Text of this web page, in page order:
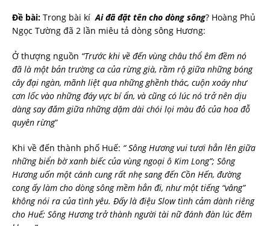
Đề bài: Trong bài kíAi đã đặt tên cho dòng sông? Hoàng Phủ
Ngọc Tường đã 2 lần miêu tả dòng sông Hương:
Ở thượng nguồn “Trước khi về đến vùng châu thổ êm đềm nó
đã là một bản trường ca của rừng già, rầm rộ giữa những bóng
cây đại ngàn, mãnh liệt qua những ghềnh thác, cuộn xoáy như
cơn lốc vào những đáy vực bí ẩn, và cũng có lúc nó trở nên dịu
dàng say đắm giữa những dặm dài chói lọi màu đỏ của hoa đỗ
quyên rừng”
Khi về đến thành phố Huế: “ Sông Hương vui tươi hẳn lên giữa
những biển bờ xanh biếc của vùng ngoại ô Kim Long”; Sông
Hương uốn một cánh cung rất nhẹ sang đến Cồn Hến, đường
cong ấy làm cho dòng sông mềm hẳn đi, như một tiếng “vâng”
không nói ra của tình yêu. Đấy là điệu Slow tình cảm dành riêng
cho Huế; Sông Hương trở thành người tài nữ đánh đàn lúc đêm